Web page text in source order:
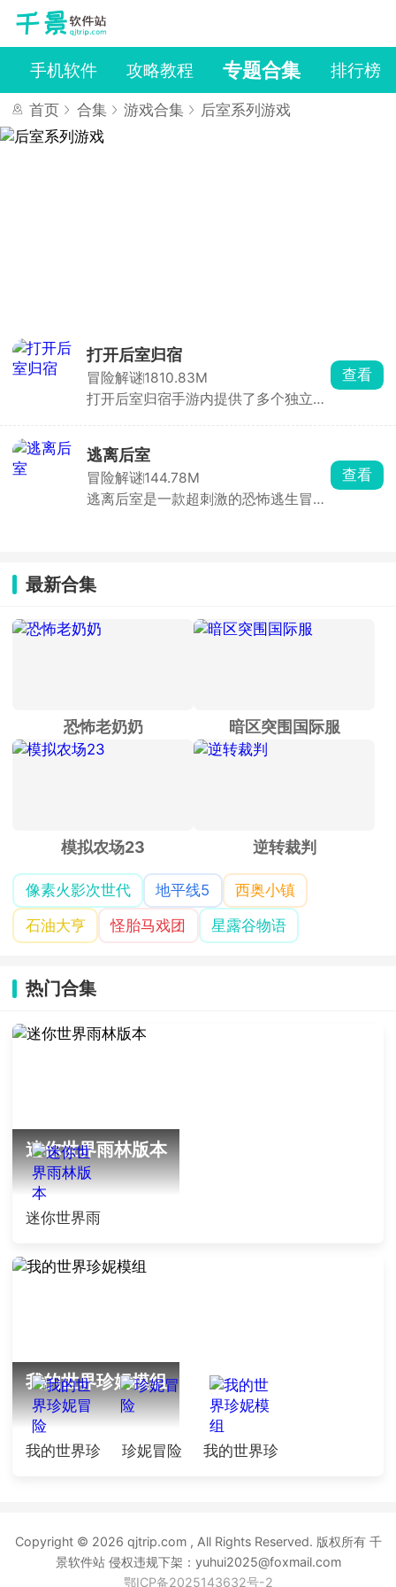
手机软件 攻略教程 专题合集 排行榜
首页 合集 游戏合集 后室系列游戏
后室系列游戏
不一样的冒险乐趣。进入到不同的后室密室场景内探索，每
一处都充满着紧张刺激的挑战，在这个充满诡异的混黄色室
内场景内冒险，应对各种恐怖生物。后室游戏支持多人联机
模式，邀请好友一起开展追逐。
更新时间：2026-06-17
打开后室归宿
冒险解谜1810.83M
打开后室归宿手游内提供了多个独立章
索，解开各种烧脑谜题，与环境互动，
破译机关，顺利的找到逃离后室的出
口，找到归宿。
查看
逃离后室
冒险解谜144.78M
逃离后室是一款超刺激的恐怖逃生冒险
法，玩家需搜遍每个角落，破解谜题、
维持精神健康，防止崩溃。途中，危险
如影随形，各种敌对实体随时出没，它
十足的黄色调场景搭配闪烁灯光，恐怖
氛围直接拉满。每张地图都独具特色，
还有丰富有趣的挑战模式。快来下载逃
查看
最新合集
恐怖老奶奶 暗区突围国际服
模拟农场23 逆转裁判
像素火影次世代 地平线5
西奥小镇
石油大亨
怪胎马戏团 星露谷物语
热门合集
迷你世界雨林版本
迷你世界雨
我的世界珍妮模组
我的世界珍
珍妮冒险
我的世界珍
Copyright © 2026 qjtrip.com , All Rights Reserved. 版权所有 千
景软件站 侵权违规下架：yuhui2025@foxmail.com
鄂ICP备2025143632号-2